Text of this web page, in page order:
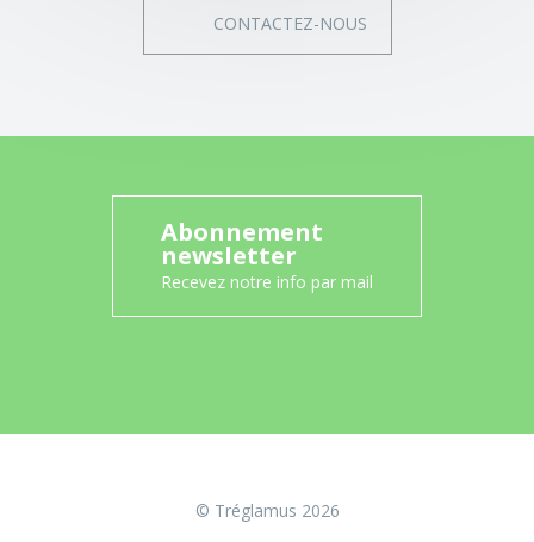
CONTACTEZ-NOUS
Abonnement
newsletter
Recevez notre info par mail
© Tréglamus 2026